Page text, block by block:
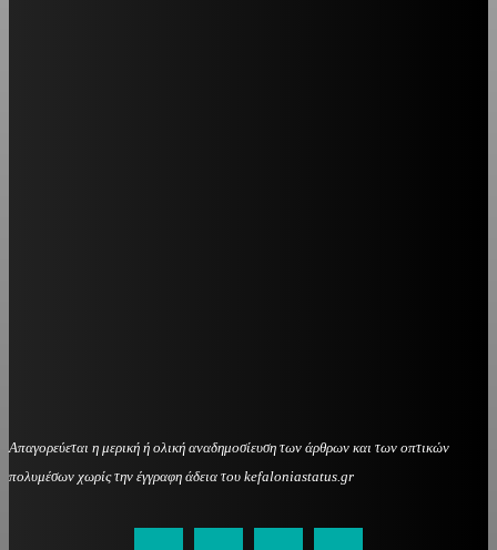
Απαγορεύεται η μερική ή ολική αναδημοσίευση των άρθρων και των οπτικών
πολυμέσων χωρίς την έγγραφη άδεια του kefaloniastatus.gr